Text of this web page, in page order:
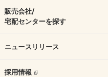
販売会社/
宅配センターを探す
ニュースリリース
採用情報